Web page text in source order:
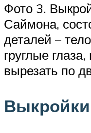
Фото 3.
Саймона,
деталей –
груглые
вырезать по